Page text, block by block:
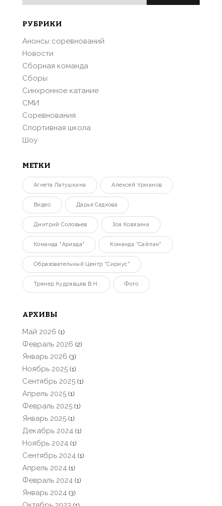
РУБРИКИ
Анонсы соревнований
Новости
Сборная команда
Сборы
Синхронное катание
СМИ
Соревнования
Спортивная школа
Шоу
МЕТКИ
Агнета Латушкина Алексей Урманов
Видео Дарья Садкова
Дмитрий Соловьев Зоя Ковязина
Команда "Ариада" Команда "Сайлан"
Образовательный Центр "Сириус"
Тренер Кудрявцев В.Н. Фото
АРХИВЫ
Май 2026 (1)
Февраль 2026 (2)
Январь 2026 (3)
Ноябрь 2025 (1)
Сентябрь 2025 (1)
Апрель 2025 (1)
Февраль 2025 (1)
Январь 2025 (1)
Декабрь 2024 (1)
Ноябрь 2024 (1)
Сентябрь 2024 (1)
Апрель 2024 (1)
Февраль 2024 (1)
Январь 2024 (3)